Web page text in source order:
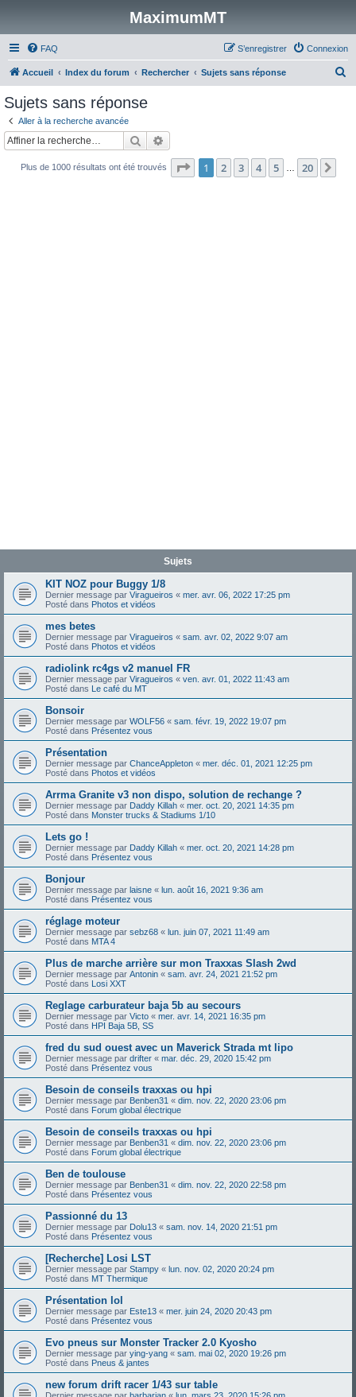
MaximumMT
FAQ Connexion
S’enregistrer
Accueil Index du forum Rechercher Sujets sans réponse
Sujets sans réponse
Aller à la recherche avancée
Rechercher
Plus de 1000 résultats ont été trouvés Page 1sur20
1 2 3 4 5 20
Sujets
KIT NOZ pour Buggy 1/8
Dernier message par Viragueiros « mer. avr. 06, 2022 17:25 pm
Posté dans Photos et vidéos
mes betes
Dernier message par Viragueiros « sam. avr. 02, 2022 9:07 am
Posté dans Photos et vidéos
radiolink rc4gs v2 manuel FR
Dernier message par Viragueiros « ven. avr. 01, 2022 11:43 am
Posté dans Le café du MT
Bonsoir
Dernier message par WOLF56 « sam. févr. 19, 2022 19:07 pm
Posté dans Présentez vous
Présentation
Dernier message par ChanceAppleton « mer. déc. 01, 2021 12:25 pm
Posté dans Photos et vidéos
Arrma Granite v3 non dispo, solution de rechange ?
Dernier message par Daddy Killah « mer. oct. 20, 2021 14:35 pm
Posté dans Monster trucks & Stadiums 1/10
Lets go !
Dernier message par Daddy Killah « mer. oct. 20, 2021 14:28 pm
Posté dans Présentez vous
Bonjour
Dernier message par laisne « lun. août 16, 2021 9:36 am
Posté dans Présentez vous
réglage moteur
Dernier message par sebz68 « lun. juin 07, 2021 11:49 am
Posté dans MTA 4
Plus de marche arrière sur mon Traxxas Slash 2wd
Dernier message par Antonin « sam. avr. 24, 2021 21:52 pm
Posté dans Losi XXT
Reglage carburateur baja 5b au secours
Dernier message par Victo « mer. avr. 14, 2021 16:35 pm
Posté dans HPI Baja 5B, SS
fred du sud ouest avec un Maverick Strada mt lipo
Dernier message par drifter « mar. déc. 29, 2020 15:42 pm
Posté dans Présentez vous
Besoin de conseils traxxas ou hpi
Dernier message par Benben31 « dim. nov. 22, 2020 23:06 pm
Posté dans Forum global électrique
Besoin de conseils traxxas ou hpi
Dernier message par Benben31 « dim. nov. 22, 2020 23:06 pm
Posté dans Forum global électrique
Ben de toulouse
Dernier message par Benben31 « dim. nov. 22, 2020 22:58 pm
Posté dans Présentez vous
Passionné du 13
Dernier message par Dolu13 « sam. nov. 14, 2020 21:51 pm
Posté dans Présentez vous
[Recherche] Losi LST
Dernier message par Stampy « lun. nov. 02, 2020 20:24 pm
Posté dans MT Thermique
Présentation lol
Dernier message par Este13 « mer. juin 24, 2020 20:43 pm
Posté dans Présentez vous
Evo pneus sur Monster Tracker 2.0 Kyosho
Dernier message par ying-yang « sam. mai 02, 2020 19:26 pm
Posté dans Pneus & jantes
new forum drift racer 1/43 sur table
Dernier message par barbarian « lun. mars 23, 2020 15:26 pm